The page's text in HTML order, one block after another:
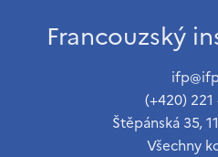
Francouzský
(+420) 221
Štěpánská 35,
Všechny